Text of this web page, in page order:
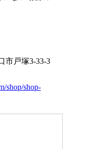
市戸塚3-33-3
shop/shop-